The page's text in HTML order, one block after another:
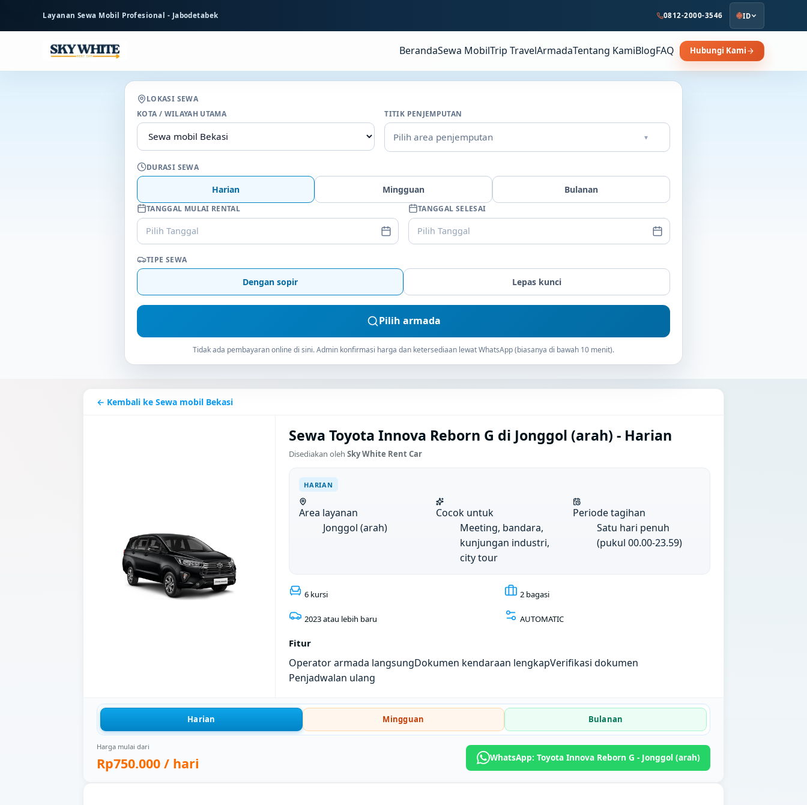
Layanan Sewa Mobil Profesional - Jabodetabek 0812-2000-3546 ID
BerandaSewa MobilTrip TravelArmadaTentang KamiBlogFAQ Hubungi Kami
LOKASI SEWA
KOTA / WILAYAH UTAMA
TITIK PENJEMPUTAN
Pilih area penjemputan ▾
DURASI SEWA
Harian Mingguan Bulanan
TANGGAL MULAI RENTAL
Pilih Tanggal
TANGGAL SELESAI
Pilih Tanggal
TIPE SEWA
Dengan sopir Lepas kunci
Pilih armada
Tidak ada pembayaran online di sini. Admin konfirmasi harga dan ketersediaan lewat WhatsApp (biasanya di bawah 10 menit).
← Kembali ke Sewa mobil Bekasi
Sewa Toyota Innova Reborn G di Jonggol (arah) - Harian
Disediakan oleh Sky White Rent Car
HARIAN
Area layanan
Jonggol (arah)
Cocok untuk
Meeting, bandara,
kunjungan industri,
city tour
Periode tagihan
Satu hari penuh
(pukul 00.00-23.59)
6 kursi 2 bagasi
2023 atau lebih baru AUTOMATIC
Fitur
Operator armada langsungDokumen kendaraan lengkapVerifikasi dokumen
Penjadwalan ulang
Harian Mingguan Bulanan
Harga mulai dari
Rp750.000 / hari WhatsApp: Toyota Innova Reborn G - Jonggol (arah)